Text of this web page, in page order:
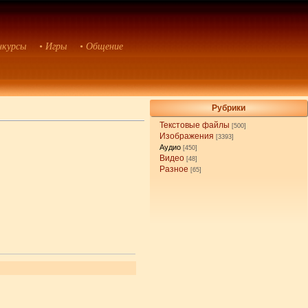
• Игры • Общение
Рубрики
Текстовые файлы [500]
Изображения [3393]
Аудио [450]
Видео [48]
Разное [65]